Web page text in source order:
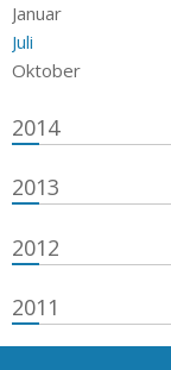
Januar
Juli
Oktober
2014
2013
2012
2011